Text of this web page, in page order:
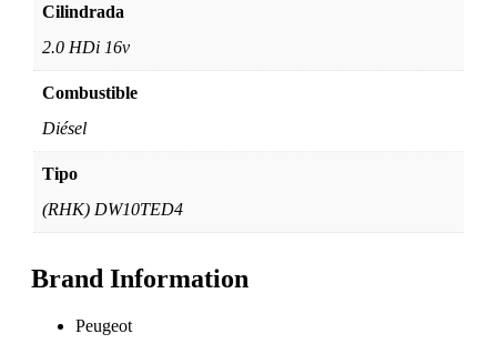
Cilindrada
2.0 HDi 16v
Combustible
Diésel
Tipo
(RHK) DW10TED4
Brand Information
Peugeot